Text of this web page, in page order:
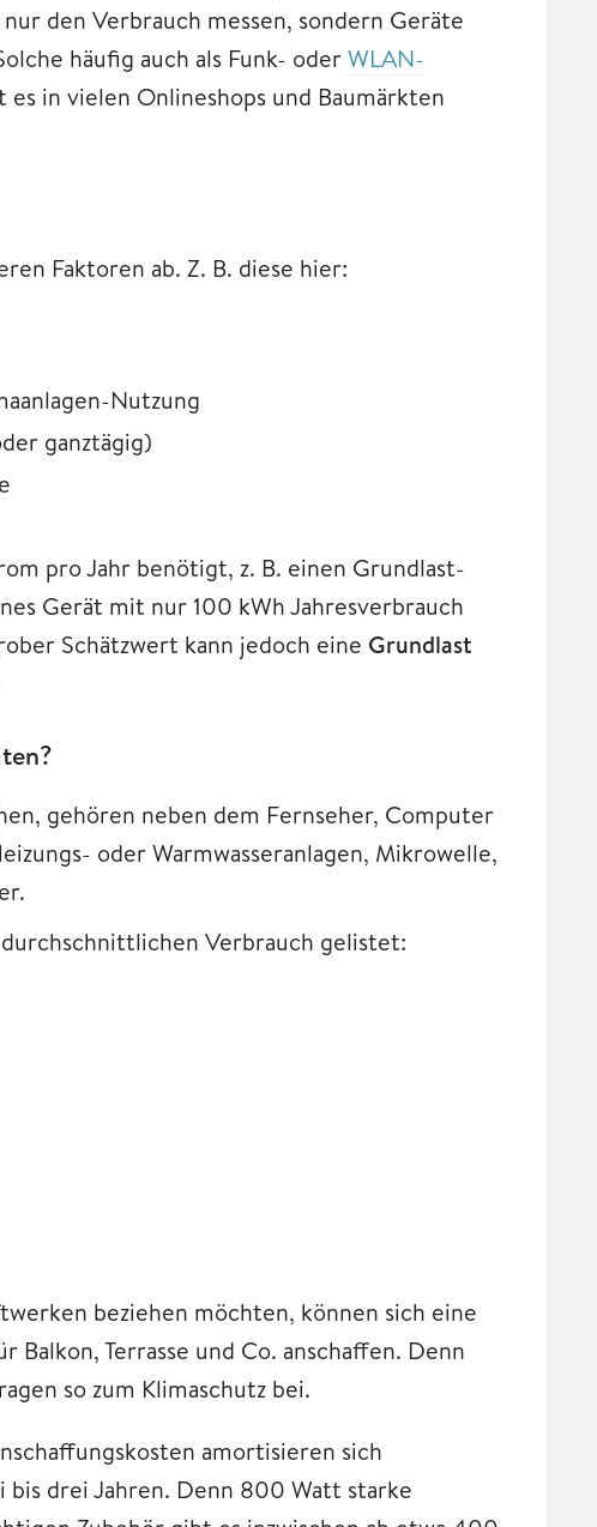
den Verbrauch messen, sondern Geräte
häufig auch als Funk- oderWLAN-
in vielen Onlineshops und Baumärkten
Faktoren ab. Z. B. diese hier:
Nutzung
ganztägig)
pro Jahr benötigt, z. B. einen Grundlast-
Gerät mit nur 100 kWh Jahresverbrauch
Schätzwert kann jedoch eine Grundlast
gehören neben dem Fernseher, Computer
oder Warmwasseranlagen, Mikrowelle,
Verbrauch gelistet:
beziehen möchten, können sich eine
Terrasse und Co. anschaffen. Denn
so zum Klimaschutz bei.
amortisieren sich
bis drei Jahren. Denn 800 Watt starke